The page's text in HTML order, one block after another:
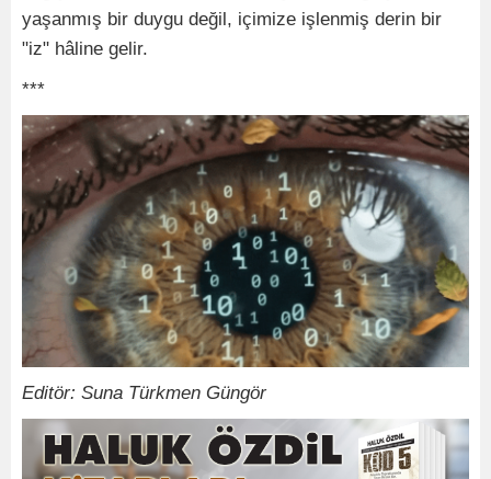
yaşanmış bir duygu değil, içimize işlenmiş derin bir
"iz" hâline gelir.
***
Editör: Suna Türkmen Güngör